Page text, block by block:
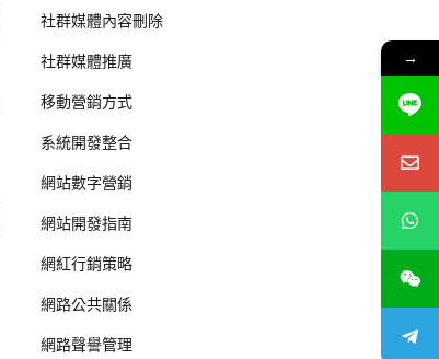
社群媒體內容刪除
社群媒體推廣
移動營銷方式
系統開發整合
網站數字營銷
網站開發指南
網紅行銷策略
網路公共關係
網路聲譽管理
→